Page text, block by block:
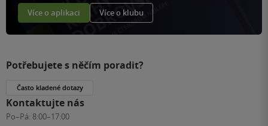
Více o aplikaci Více o klubu
Potřebujete s něčím poradit?
Často kladené dotazy
Kontaktujte nás
Po–Pá: 8:00–17:00